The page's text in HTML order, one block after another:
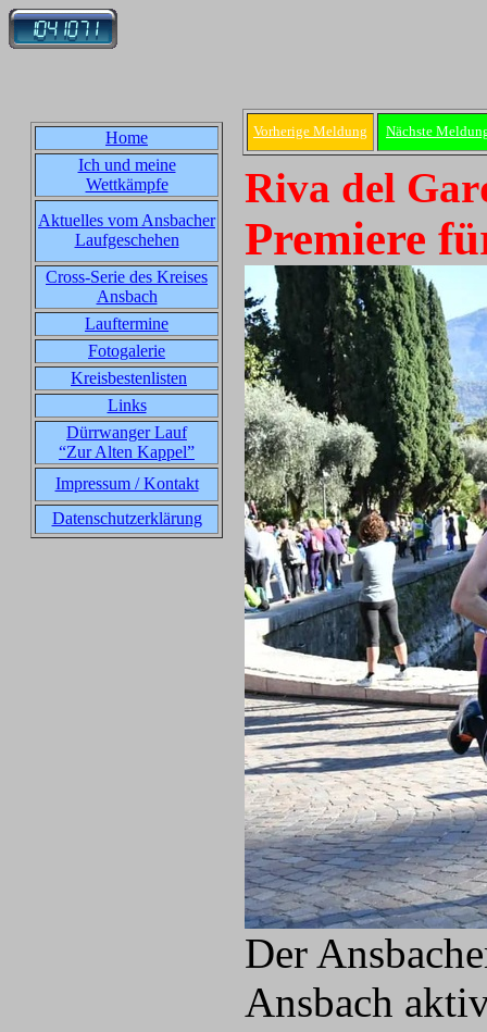
Home
Ich und meine
Wettkämpfe
Aktuelles vom Ansbacher
Laufgeschehen
Cross-Serie des Kreises
Ansbach
Lauftermine
Fotogalerie
Kreisbestenlisten
Links
Dürrwanger Lauf
“Zur Alten Kappel”
Impressum / Kontakt
Datenschutzerklärung
Vorherige Meldung Nächste
Riva del
Premiere
Der
Ansbach